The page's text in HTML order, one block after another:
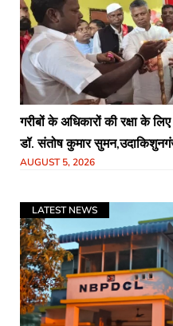
गरीबों के अधिकारों की रक्षा के
डॉ. संतोष कुमार
चौपाल में शिक्षा, स्वास्थ्य, रोजगार
AUGUST 5, 2026
LATEST NEWS